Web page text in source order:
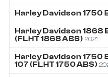
Harley Davidson 1750
Harley Davidson 1868
(FLHT 1868 ABS) 2021
Harley Davidson 1750
107 (FLHT 1750 ABS)